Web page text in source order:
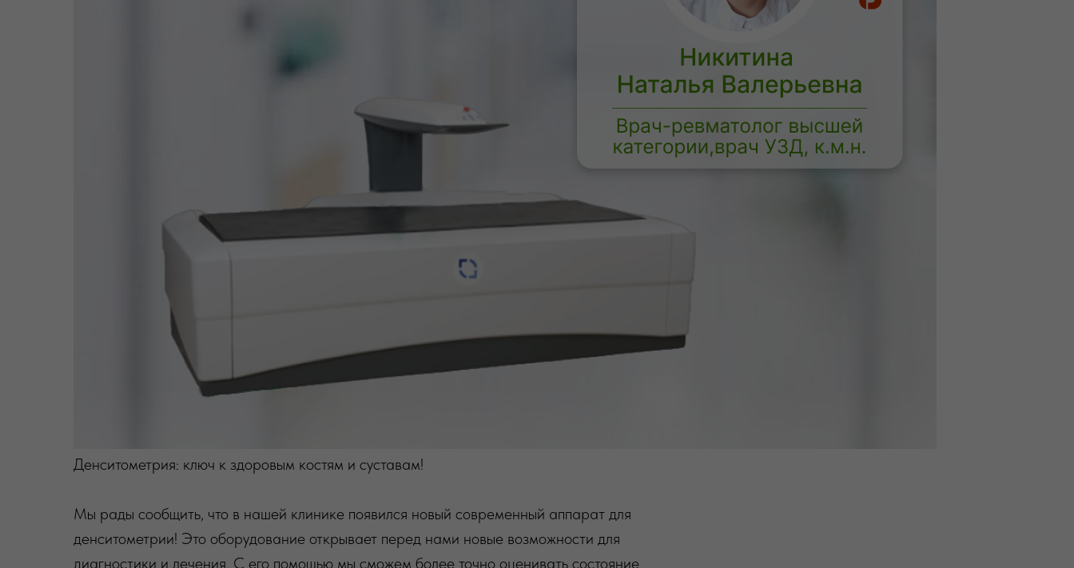
Денситометрия: ключ к здоровым костям и суставам!
Мы рады сообщить, что в нашей клинике появился новый современный аппарат для
денситометрии! Это оборудование открывает перед нами новые возможности для
диагностики и лечения. С его помощью мы сможем более точно оценивать состояние